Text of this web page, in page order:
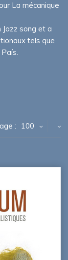
La mécanique
Jazz song et a
tels que
: 100